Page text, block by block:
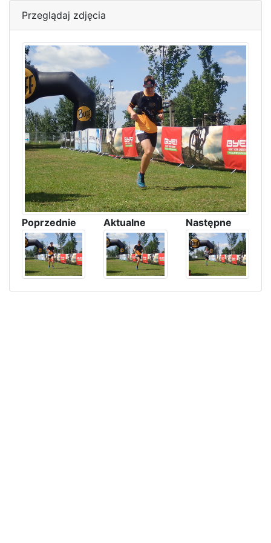
Przeglądaj zdjęcia
Poprzednie Aktualne Następne